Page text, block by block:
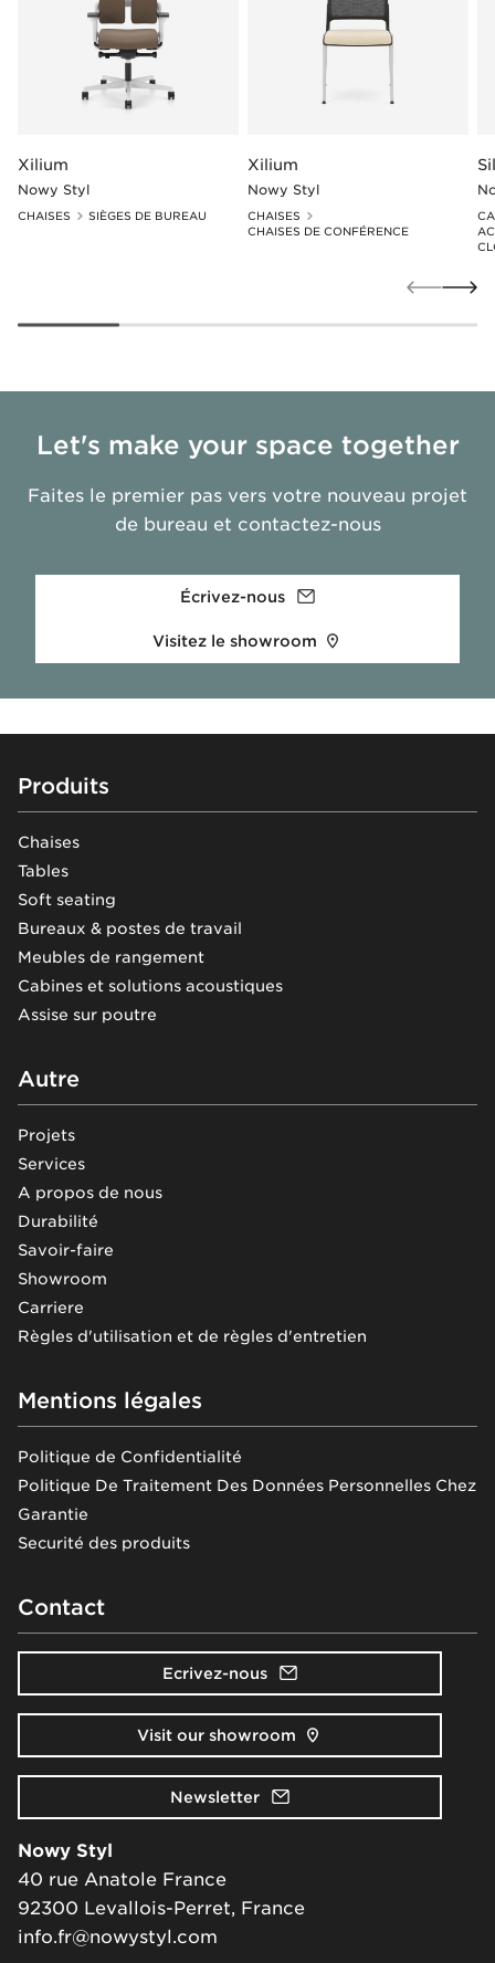
Xilium
Nowy Styl
CHAISES SIÈGES DE BUREAU
Xilium
Nowy Styl
CHAISES
CHAISES DE CONFÉRENCE
Let's make your space together
Faites le premier pas vers votre nouveau projet
de bureau et contactez-nous
Écrivez-nous
Visitez le showroom
Footer
Produits
Chaises
Tables
Soft seating
Bureaux & postes de travail
Meubles de rangement
Cabines et solutions acoustiques
Assise sur poutre
Autre
Projets
Services
A propos de nous
Durabilité
Savoir-faire
Showroom
Carriere
Règles d'utilisation et de règles d'entretien
Mentions légales
Politique de Confidentialité
Politique De Traitement Des Données Personnelles Chez
Garantie
Securité des produits
Contact
Ecrivez-nous
Visit our showroom
Newsletter
Nowy Styl
40 rue Anatole France
92300 Levallois-Perret, France
info.fr@nowystyl.com